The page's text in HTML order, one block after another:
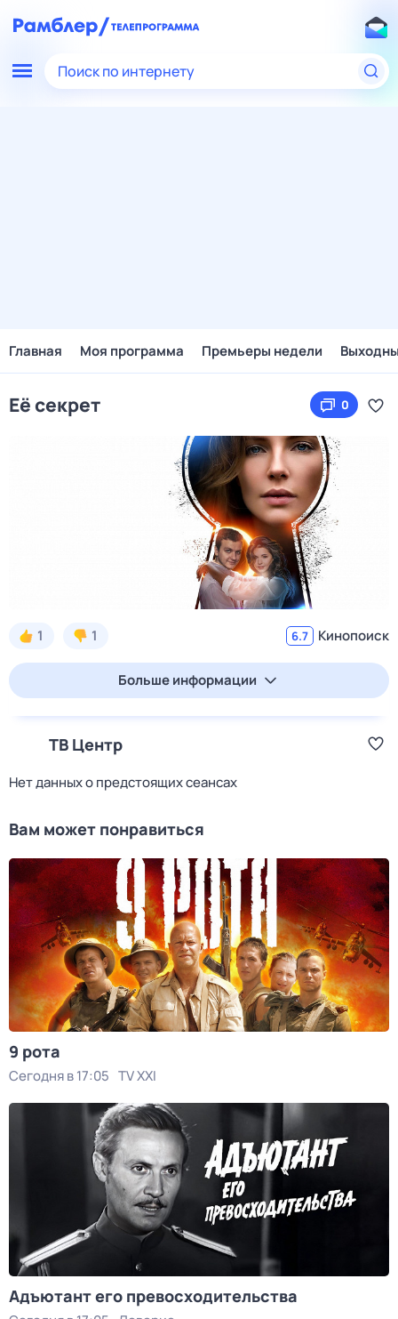
Поиск по интернету
Главная Моя программа Премьеры недели
Её секрет 0
1 1 6.7 Кинопоиск
Больше информации
ТВ Центр
Нет данных о предстоящих сеансах
Вам может понравиться
9 рота
Сегодня в 17:05 TV XXI
Адъютант его превосходительства